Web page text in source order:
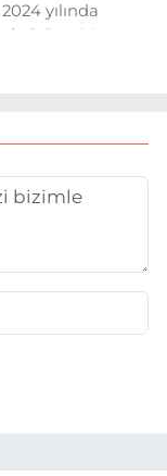
yılında
Mayıs
Ajansı ile adım